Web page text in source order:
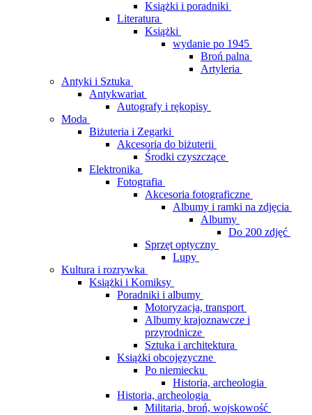
Książki i poradniki
Literatura
Książki
wydanie po 1945
Broń palna
Artyleria
Antyki i Sztuka
Antykwariat
Autografy i rękopisy
Moda
Biżuteria i Zegarki
Akcesoria do biżuterii
Środki czyszczące
Elektronika
Fotografia
Akcesoria fotograficzne
Albumy i ramki na zdjęcia
Albumy
Do 200 zdjęć
Sprzęt optyczny
Lupy
Kultura i rozrywka
Książki i Komiksy
Poradniki i albumy
Motoryzacja, transport
Albumy krajoznawcze i
przyrodnicze
Sztuka i architektura
Książki obcojęzyczne
Po niemiecku
Historia, archeologia
Historia, archeologia
Militaria, broń, wojskowość